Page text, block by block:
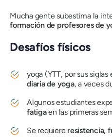
Mucha gente subestima la
formación de profesores de
Desafíos físicos
yoga (YTT, por sus
diaria de yoga, a veces
Algunos estudiantes
fatigaen las primeras
Se requiere resistencia,